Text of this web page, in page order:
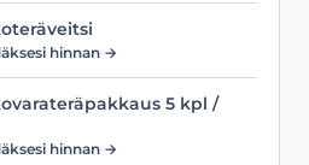
hinnan →
5 kpl /
hinnan →